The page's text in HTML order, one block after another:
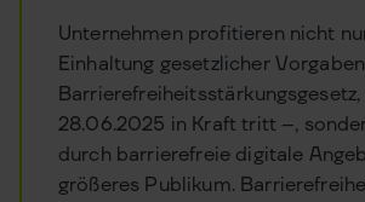
Unternehmen profitieren nicht
Einhaltung gesetzlicher
Barrierefreiheitsstärkungsgesetz,
28.06.2025 in Kraft tritt –,
durch barrierefreie digitale
größeres Publikum.